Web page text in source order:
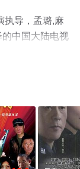
执导，孟璐,麻
中国大陆电视
集就上天堂